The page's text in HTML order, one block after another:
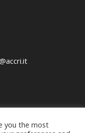
you the most